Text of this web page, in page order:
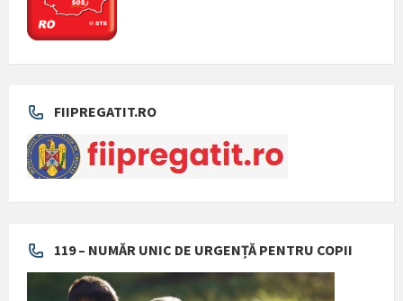
FIIPREGATIT.RO
119 – NUMĂR UNIC DE URGENȚĂ PENTRU COPII